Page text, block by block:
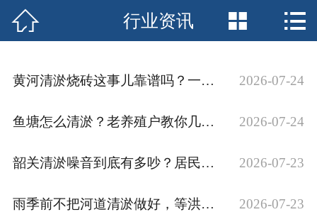
网站首页
行业资讯
企业文化
联系我们
 行业资讯  
黄河清淤烧砖这事儿靠谱吗？一个老编辑的实地观察 2026-07-24
鱼塘怎么清淤？老养殖户教你几招，省时又省力 2026-07-24
韶关清淤噪音到底有多吵？居民该怎么应对？ 2026-07-23
雨季前不把河道清淤做好，等洪水来了就真来不及了 2026-07-23